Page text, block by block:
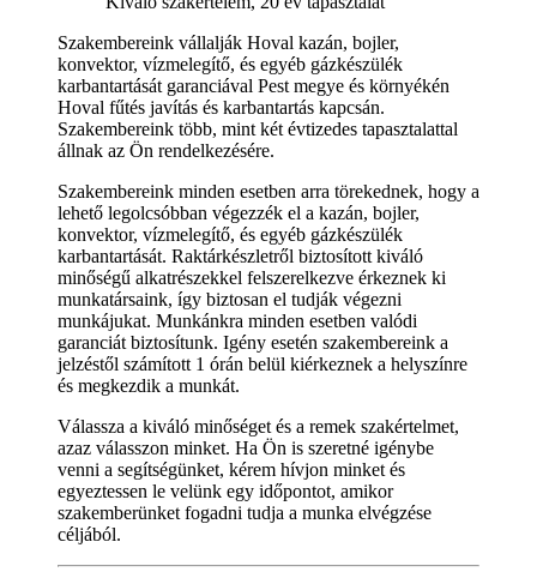
Szakembereink vállalják Hoval kazán, bojler,
konvektor, vízmelegítő, és egyéb gázkészülék
karbantartását garanciával Pest megye és környékén
Hoval fűtés javítás és karbantartás kapcsán.
Szakembereink több, mint két évtizedes tapasztalattal
állnak az Ön rendelkezésére.
Szakembereink minden esetben arra törekednek, hogy a
lehető legolcsóbban végezzék el a kazán, bojler,
konvektor, vízmelegítő, és egyéb gázkészülék
karbantartását. Raktárkészletről biztosított kiváló
minőségű alkatrészekkel felszerelkezve érkeznek ki
munkatársaink, így biztosan el tudják végezni
munkájukat. Munkánkra minden esetben valódi
garanciát biztosítunk. Igény esetén szakembereink a
jelzéstől számított 1 órán belül kiérkeznek a helyszínre
és megkezdik a munkát.
Válassza a kiváló minőséget és a remek szakértelmet,
azaz válasszon minket. Ha Ön is szeretné igénybe
venni a segítségünket, kérem hívjon minket és
egyeztessen le velünk egy időpontot, amikor
szakemberünket fogadni tudja a munka elvégzése
céljából.